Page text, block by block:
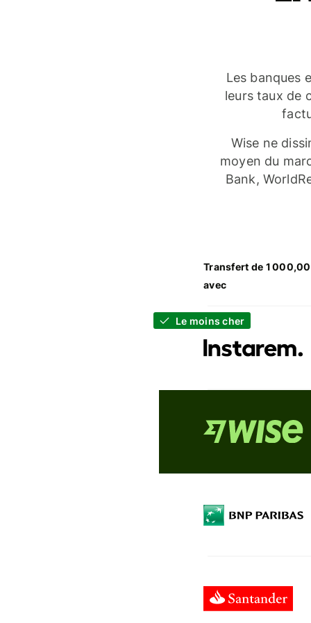
Les banques
leurs taux de
Wise ne
moyen du
Bank,
Transfert de 1 000,00
avec
Le moins cher